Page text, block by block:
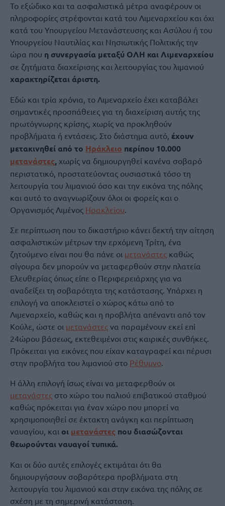
Το εξώδικο και τα ασφαλιστικά μέτρα αναφέρουν οι
πληροφορίες στρέφονται κατά του Λιμεναρχείου και όχι
κατά του Υπουργείου Μετανάστευσης και Ασύλου ή του
Υπουργείου Ναυτιλίας και Νησιωτικής Πολιτικής την
ώρα που η συνεργασία μεταξύ ΟΛΗ και Λιμεναρχείου
σε ζητήματα διαχείρισης και λειτουργίας του λιμανιού
χαρακτηρίζεται άριστη.
Εδώ και τρία χρόνια, το Λιμεναρχείο έχει καταβάλει
σημαντικές προσπάθειες για τη διαχείριση αυτής της
πρωτόγνωρης κρίσης, χωρίς να προκληθούν
προβλήματα ή εντάσεις. Στο διάστημα αυτό, έχουν
μετακινηθεί από το Ηράκλειο περίπου 10.000
μετανάστες, χωρίς να δημιουργηθεί κανένα σοβαρό
περιστατικό, προστατεύοντας ουσιαστικά τόσο τη
λειτουργία του λιμανιού όσο και την εικόνα της πόλης
και αυτό το αναγνωρίζουν όλοι οι φορείς και ο
Οργανισμός Λιμένος Ηρακλείου.
Σε περίπτωση που το δικαστήριο κάνει δεκτή την αίτηση
ασφαλιστικών μέτρων την ερχόμενη Τρίτη, ένα
ζητούμενο είναι που θα πάνε οι μετανάστες καθώς
σίγουρα δεν μπορούν να μεταφερθούν στην πλατεία
Ελευθερίας όπως είπε ο Περιφερειάρχης για να
αναδείξει τη σοβαρότητα της κατάστασης. Υπάρχει η
επιλογή να αποκλειστεί ο χώρος κάτω από το
Λιμεναρχείο, καθώς και η προβλήτα απέναντι από τον
Κούλε, ώστε οι μετανάστες να παραμένουν εκεί επί
24ώρου βάσεως, εκτεθειμένοι στις καιρικές συνθήκες.
Πρόκειται για εικόνες που είχαν καταγραφεί και πέρυσι
στην προβλήτα του λιμανιού στο Ρέθυμνο.
Η άλλη επιλογή ίσως είναι να μεταφερθούν οι
μετανάστες στο χώρο του παλιού επιβατικού σταθμού
καθώς πρόκειται για έναν χώρο που μπορεί να
χρησιμοποιηθεί σε έκτακτη ανάγκη και περίπτωση
ναυαγίου, και οι μετανάστες που διασώζονται
θεωρούνται ναυαγοί τυπικά.
Και οι δύο αυτές επιλογές εκτιμάται ότι θα
δημιουργήσουν σοβαρότερα προβλήματα στη
λειτουργία του λιμανιού και στην εικόνα της πόλης σε
σχέση με τη σημερινή κατάσταση.